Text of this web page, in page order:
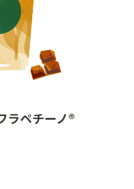
ラペチーノ®